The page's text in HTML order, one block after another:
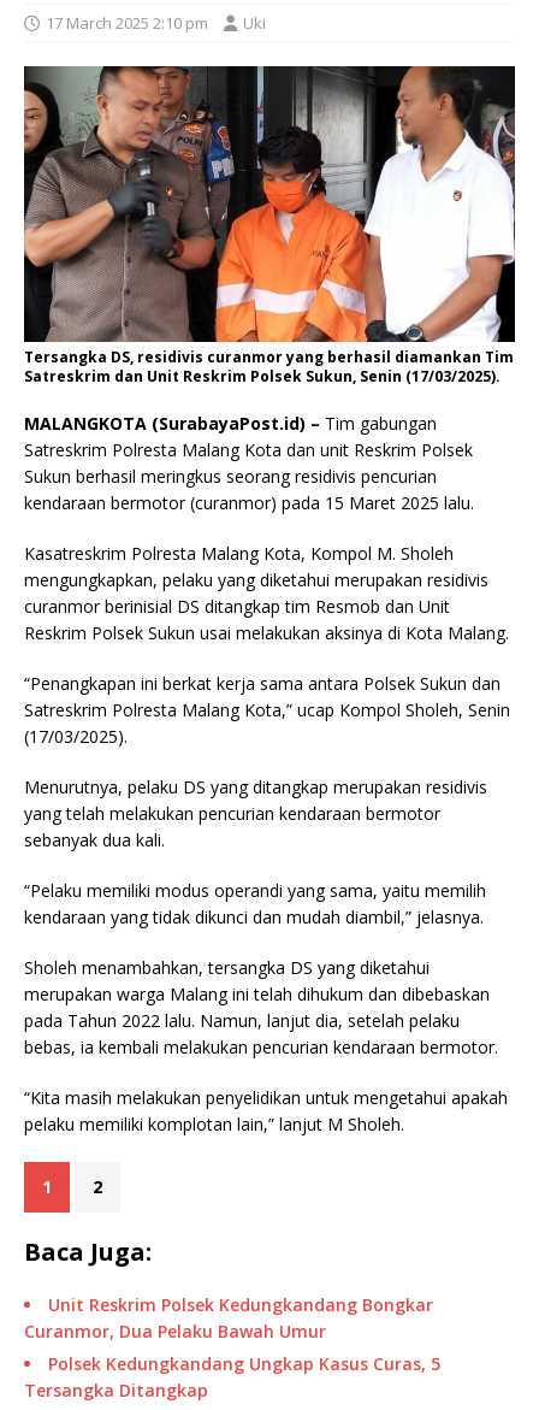
17 March 2025 2:10 pm Uki
Tersangka DS, residivis curanmor yang berhasil diamankan Tim
Satreskrim dan Unit Reskrim Polsek Sukun, Senin (17/03/2025).
MALANGKOTA (SurabayaPost.id) – Tim gabungan
Satreskrim Polresta Malang Kota dan unit Reskrim Polsek
Sukun berhasil meringkus seorang residivis pencurian
kendaraan bermotor (curanmor) pada 15 Maret 2025 lalu.
Kasatreskrim Polresta Malang Kota, Kompol M. Sholeh
mengungkapkan, pelaku yang diketahui merupakan residivis
curanmor berinisial DS ditangkap tim Resmob dan Unit
Reskrim Polsek Sukun usai melakukan aksinya di Kota Malang.
“Penangkapan ini berkat kerja sama antara Polsek Sukun dan
Satreskrim Polresta Malang Kota,” ucap Kompol Sholeh, Senin
(17/03/2025).
Menurutnya, pelaku DS yang ditangkap merupakan residivis
yang telah melakukan pencurian kendaraan bermotor
sebanyak dua kali.
“Pelaku memiliki modus operandi yang sama, yaitu memilih
kendaraan yang tidak dikunci dan mudah diambil,” jelasnya.
Sholeh menambahkan, tersangka DS yang diketahui
merupakan warga Malang ini telah dihukum dan dibebaskan
pada Tahun 2022 lalu. Namun, lanjut dia, setelah pelaku
bebas, ia kembali melakukan pencurian kendaraan bermotor.
“Kita masih melakukan penyelidikan untuk mengetahui apakah
pelaku memiliki komplotan lain,” lanjut M Sholeh.
1 2
Baca Juga:
Unit Reskrim Polsek Kedungkandang Bongkar
Curanmor, Dua Pelaku Bawah Umur
Polsek Kedungkandang Ungkap Kasus Curas, 5
Tersangka Ditangkap